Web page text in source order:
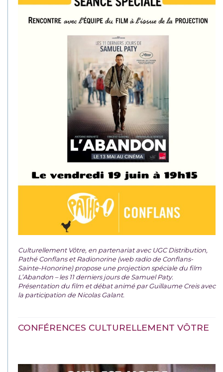
Culturellement Vôtre, en partenariat avec UGC Distribution,
Pathé Conflans et Radionorine (web radio de Conflans-
Sainte-Honorine) propose une projection spéciale du film
L’Abandon – les 11 derniers jours de Samuel Paty.
Présentation du film et débat animé par Guillaume Creis avec
la participation de Nicolas Galant.
CONFÉRENCES CULTURELLEMENT VÔTRE